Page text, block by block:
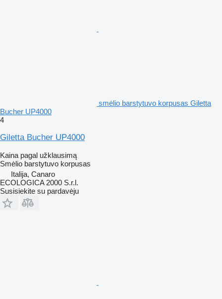
smėlio barstytuvo korpusas Giletta
Bucher UP4000
4
Giletta Bucher UP4000
Kaina pagal užklausimą
Smėlio barstytuvo korpusas
Italija, Canaro
ECOLOGICA 2000 S.r.l.
Susisiekite su pardavėju